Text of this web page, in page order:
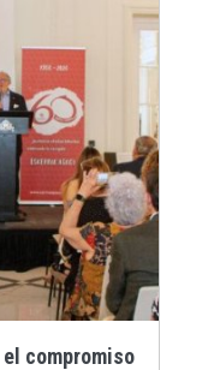
compromiso